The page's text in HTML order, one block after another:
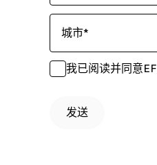
城市*
我已阅读并同意EF
发送